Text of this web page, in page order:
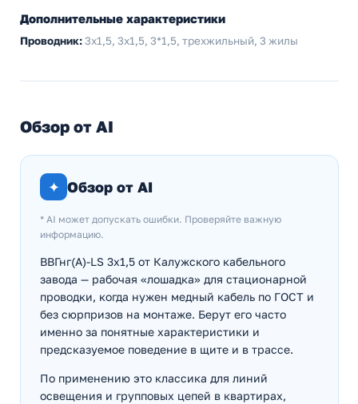
Дополнительные характеристики
Проводник:3х1,5, 3x1,5, 3*1,5, трехжильный, 3 жилы
Обзор от AI
✦ Обзор от AI
* AI может допускать ошибки. Проверяйте важную
информацию.
ВВГнг(А)-LS 3х1,5 от Калужского кабельного
завода — рабочая «лошадка» для стационарной
проводки, когда нужен медный кабель по ГОСТ и
без сюрпризов на монтаже. Берут его часто
именно за понятные характеристики и
предсказуемое поведение в щите и в трассе.
По применению это классика для линий
освещения и групповых цепей в квартирах,